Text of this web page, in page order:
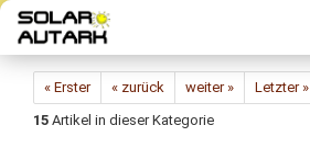
Direkt
zum
Hauptinhalt
« Erster « zurück weiter »
Letzter »
15 Artikel in dieser Kategorie